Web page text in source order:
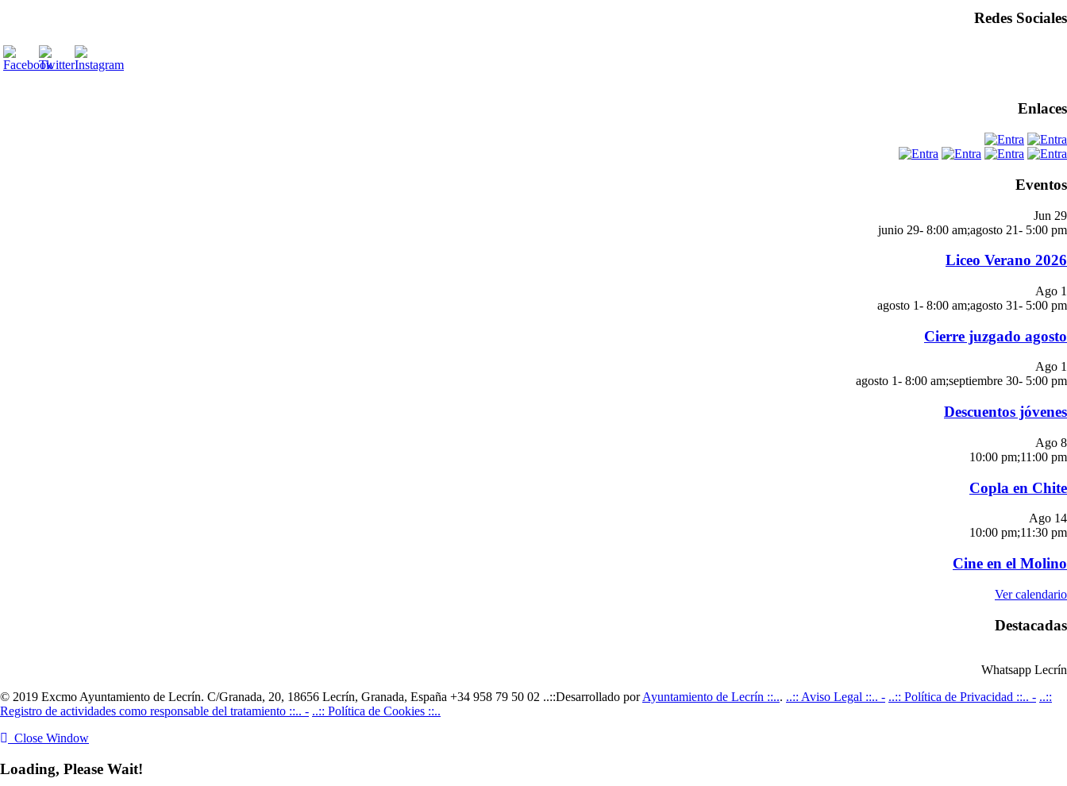
Redes Sociales
Enlaces
Eventos
Jun 29
junio 29- 8:00 am;agosto 21- 5:00 pm
Liceo Verano 2026
Ago 1
agosto 1- 8:00 am;agosto 31- 5:00 pm
Cierre juzgado agosto
Ago 1
agosto 1- 8:00 am;septiembre 30- 5:00 pm
Descuentos jóvenes
Ago 8
10:00 pm;11:00 pm
Copla en Chite
Ago 14
10:00 pm;11:30 pm
Cine en el Molino
Ver calendario
Destacadas
Whatsapp Lecrín
© 2019 Excmo Ayuntamiento de Lecrín. C/Granada, 20, 18656 Lecrín, Granada, España +34 958 79 50 02 ..::Desarrollado porAyuntamiento de Lecrín ::... ..:: Aviso Legal ::.. - ..:: Política de Privacidad ::.. - ..::
Registro de actividades como responsable del tratamiento ::.. - ..:: Política de Cookies ::..
Close Window
Loading, Please Wait!